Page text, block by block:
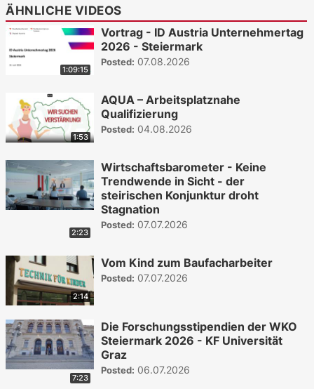
ÄHNLICHE VIDEOS
1:09:15
Vortrag - ID Austria Unternehmertag
2026 - Steiermark
Posted: 07.08.2026
1:53
AQUA – Arbeitsplatznahe
Qualifizierung
Posted: 04.08.2026
2:23
Wirtschaftsbarometer - Keine
Trendwende in Sicht - der
steirischen Konjunktur droht
Stagnation
Posted: 07.07.2026
2:14
Vom Kind zum Baufacharbeiter
Posted: 07.07.2026
7:23
Die Forschungsstipendien der WKO
Steiermark 2026 - KF Universität
Graz
Posted: 06.07.2026